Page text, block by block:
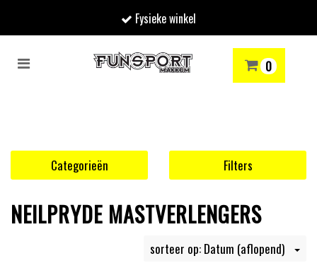
Fysieke winkel
Toggle
0
Uw winkelwagen is leeg.
SKIËN WINTERSPORTSHOP
Categorieën Filters
NEILPRYDE MASTVERLENGERS
sorteer op: Datum (aflopend)